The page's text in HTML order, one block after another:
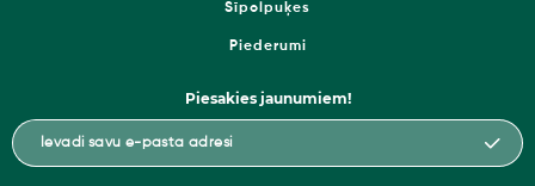
Sīpolpuķes
Piederumi
Piesakies jaunumiem!